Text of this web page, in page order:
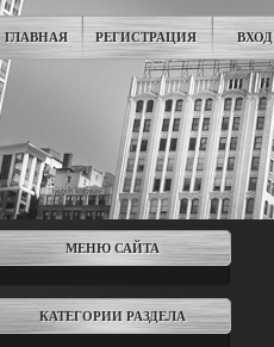
ГЛАВНАЯ РЕГИСТРАЦИЯ ВХОД
МЕНЮ САЙТА
КАТЕГОРИИ РАЗДЕЛА